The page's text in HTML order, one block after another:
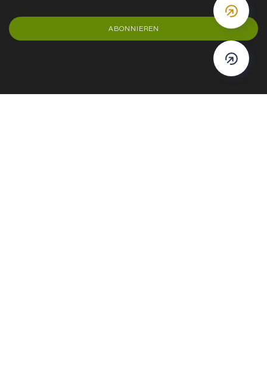
ABONNIEREN